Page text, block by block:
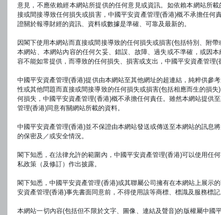
給予官方推薦或背書，亦不代表其對本基金的商業價值或其表現作出保證。此並不指
類別投資者的適合性作出背書）。本網站部分資料是取自中國平安資產管理（香港）有
所編寫。就由外界提供的資料（如披露），中國平安資產管理（香港）相信是準確及
險，投資者不應單憑本網站而作出投資決定。過去表現不代表將來表現。基金價格可
意見，不應依賴經本網站所提供的任何意見或資訊。如依賴本網站所
接或間接導致任何損失或損害，中國平安資產管理(香港)概不承擔任何
證關於報導財經的資訊、資料或數據是準確、可靠及最新的。
因閣下使用本網站而直接或間接導致的任何損失或損害(包括特別、附
本網站、本網站內容的任何欠妥、錯誤、故障、過失或不準確，或因
容不能如常提供，而導致的任何損失、損害或支出，中國平安資產管理(
中國平安資產管理(香港)提供由本網站至其他網址的超連結，純粹供參
性或其他問題而直接或間接導致的任何損失或損害(包括相應而生的損
何損失，中國平安資產管理(香港)概不承擔任何責任。雖然本網站提供
管理(香港)同意有關網站所載的資料。
中國平安資產管理(香港)並不保證由本網站發送或傳送至本網站的訊息
的保密及／或安全情況。
閣下知悉，在法律允許的範圍內，中國平安資產管理(香港)可以使用任
私政策（及修訂）作出披露。
閣下知悉，中國平安資產管理(香港)或其聯屬公司擁有在本網站上展示
安資產管理(香港)事先書面同意前，不得使用該等商標、標識及服務標
本網站一切內容(包括但不限於文字、圖像、連結及聲音)的版權屬中國